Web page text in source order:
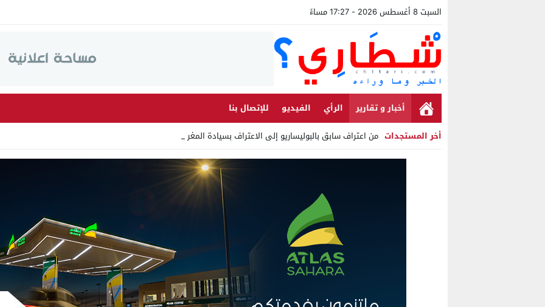
السبت 8 أغسطس 2026 - 17:27 مساءً
أخبار و تقارير الرأي الفيديو
للإتصال بنا
أخر المستجدات من اعتراف سابق بالبوليساريو إلى الاعتراف بسيادة المغرب على الصحراء_
Stop